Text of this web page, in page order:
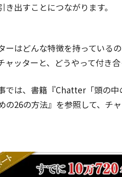
き出すことにつながります。
ーはどんな特徴を持っているの
ャッターと、どうやって付き
では、書籍『Chatter「頭の
の26の方法』を参照して、チ